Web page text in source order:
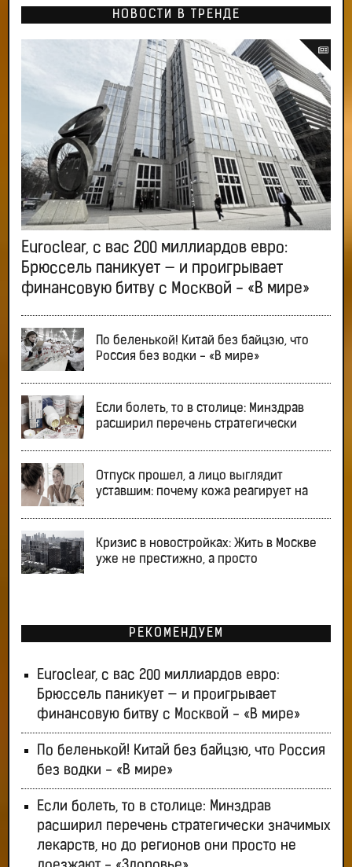
НОВОСТИ В ТРЕНДЕ
Euroclear, с вас 200 миллиардов евро:
Брюссель паникует — и проигрывает
финансовую битву с Москвой - «В мире»
По беленькой! Китай без байцзю, что
Россия без водки - «В мире»
Если болеть, то в столице: Минздрав
расширил перечень стратегически
Отпуск прошел, а лицо выглядит
уставшим: почему кожа реагирует на
Кризис в новостройках: Жить в Москве
уже не престижно, а просто
РЕКОМЕНДУЕМ
Euroclear, с вас 200 миллиардов евро:
Брюссель паникует — и проигрывает
финансовую битву с Москвой - «В мире»
По беленькой! Китай без байцзю, что Россия
без водки - «В мире»
Если болеть, то в столице: Минздрав
расширил перечень стратегически значимых
лекарств, но до регионов они просто не